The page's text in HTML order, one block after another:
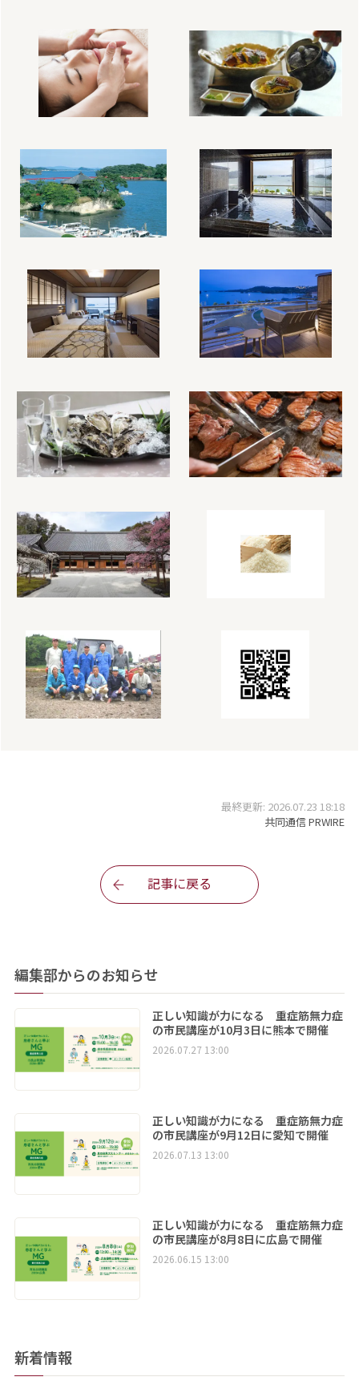
最終更新: 2026.07.23 18:18
共同通信 PRWIRE
記事に戻る
編集部からのお知らせ
正しい知識が力になる 重症筋無力症
の市民講座が10月3日に熊本で開催
2026.07.27 13:00
正しい知識が力になる 重症筋無力症
の市民講座が9月12日に愛知で開催
2026.07.13 13:00
正しい知識が力になる 重症筋無力症
の市民講座が8月8日に広島で開催
2026.06.15 13:00
新着情報